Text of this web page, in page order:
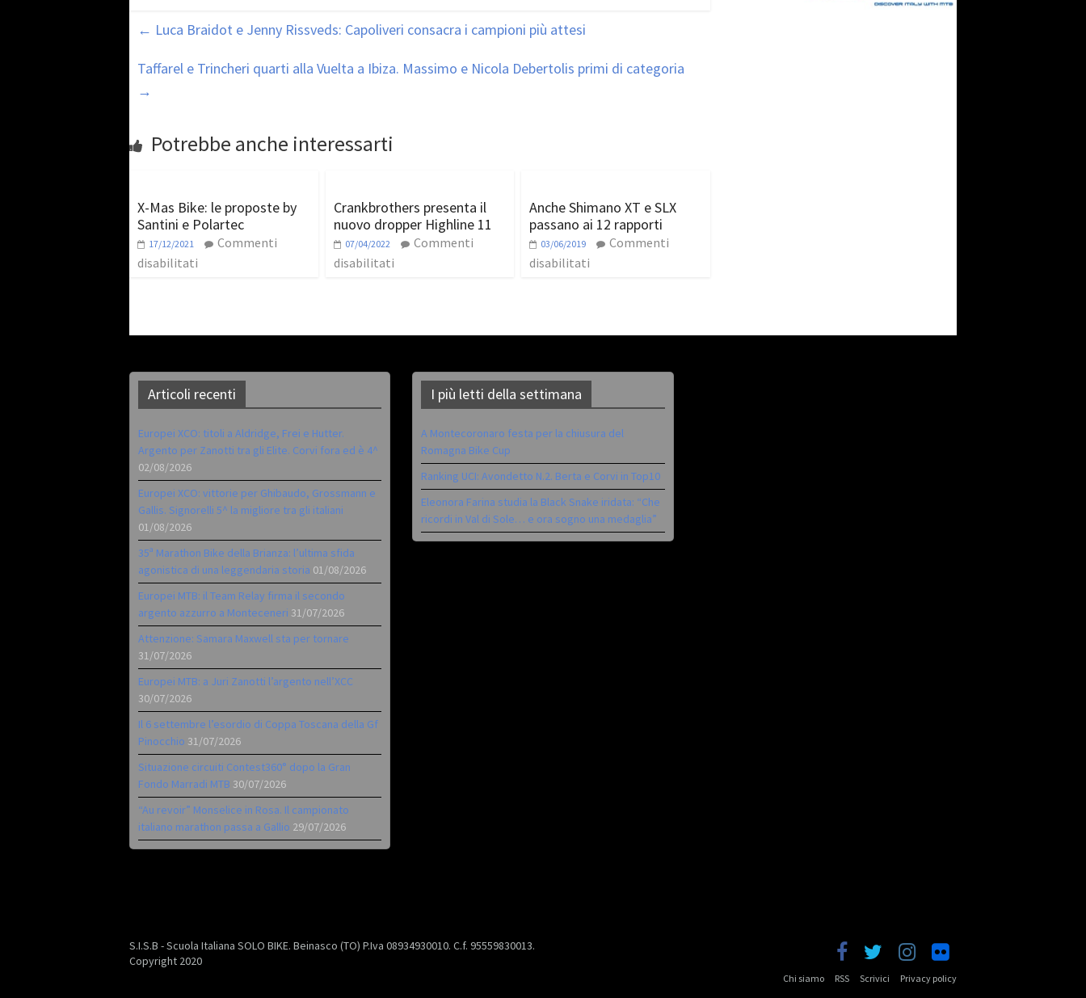
← Luca Braidot e Jenny Rissveds: Capoliveri consacra i campioni più attesi
Taffarel e Trincheri quarti alla Vuelta a Ibiza. Massimo e Nicola Debertolis primi di categoria
→
Potrebbe anche interessarti
X-Mas Bike: le proposte by
Santini e Polartec
17/12/2021
Commenti
disabilitati
Crankbrothers presenta il
nuovo dropper Highline 11
07/04/2022
Commenti
disabilitati
Anche Shimano XT e SLX
passano ai 12 rapporti
03/06/2019
Commenti
disabilitati
Articoli recenti
Europei XCO: titoli a Aldridge, Frei e Hutter.
Argento per Zanotti tra gli Elite. Corvi fora ed è 4^
02/08/2026
Europei XCO: vittorie per Ghibaudo, Grossmann e
Gallis. Signorelli 5^ la migliore tra gli italiani
01/08/2026
35ª Marathon Bike della Brianza: l’ultima sfida
agonistica di una leggendaria storia 01/08/2026
Europei MTB: il Team Relay firma il secondo
argento azzurro a Monteceneri 31/07/2026
Attenzione: Samara Maxwell sta per tornare
31/07/2026
Europei MTB: a Juri Zanotti l’argento nell’XCC
30/07/2026
Il 6 settembre l’esordio di Coppa Toscana della Gf
Pinocchio 31/07/2026
Situazione circuiti Contest360° dopo la Gran
Fondo Marradi MTB 30/07/2026
“Au revoir” Monselice in Rosa. Il campionato
italiano marathon passa a Gallio 29/07/2026
I più letti della settimana
A Montecoronaro festa per la chiusura del
Romagna Bike Cup
Ranking UCI: Avondetto N.2. Berta e Corvi in Top10
Eleonora Farina studia la Black Snake iridata: “Che
ricordi in Val di Sole… e ora sogno una medaglia”
Chi siamo RSS Scrivici Privacy policy
S.I.S.B - Scuola Italiana SOLO BIKE. Beinasco (TO) P.Iva 08934930010. C.f. 95559830013.
Copyright 2020